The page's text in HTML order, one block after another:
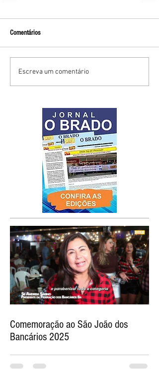
Comentários
Escreva um comentário
Comemoração ao São João dos
Bancários 2025